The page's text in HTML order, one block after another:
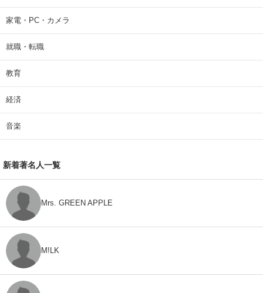
家電・PC・カメラ
就職・転職
教育
経済
音楽
新着著名人一覧
Mrs. GREEN APPLE
M!LK